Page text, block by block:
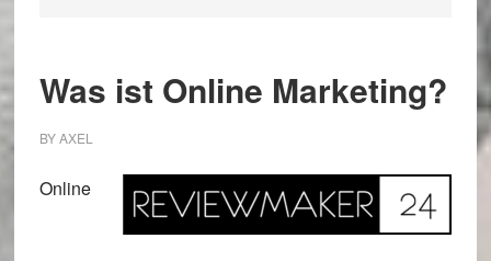
Was ist Online Marketing?
BYAXEL
Online